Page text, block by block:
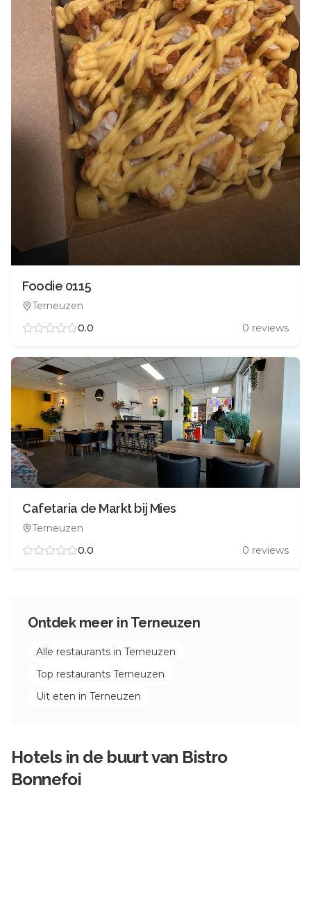
Foodie 0115
Terneuzen
0.0
0 reviews
Cafetaria de Markt bij Mies
Terneuzen
0.0
0 reviews
Ontdek meer in Terneuzen
Alle restaurants in Terneuzen
Top restaurants Terneuzen
Uit eten in Terneuzen
Hotels in de buurt van Bistro
Bonnefoi